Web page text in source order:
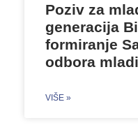
Poziv za
generacija
formiranje
odbora
VIŠE »